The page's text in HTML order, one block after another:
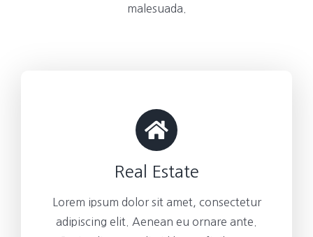
malesuada.
Real Estate
Lorem ipsum dolor sit amet, consectetur
adipiscing elit. Aenean eu ornare ante.